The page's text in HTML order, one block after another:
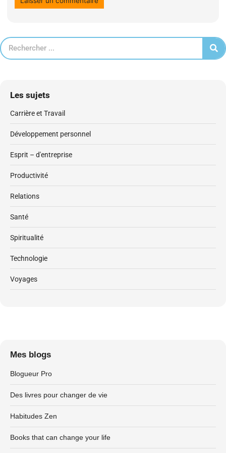
Les sujets
Carrière et Travail
Développement personnel
Esprit – d'entreprise
Productivité
Relations
Santé
Spiritualité
Technologie
Voyages
Mes blogs
Blogueur Pro
Des livres pour changer de vie
Habitudes Zen
Books that can change your life